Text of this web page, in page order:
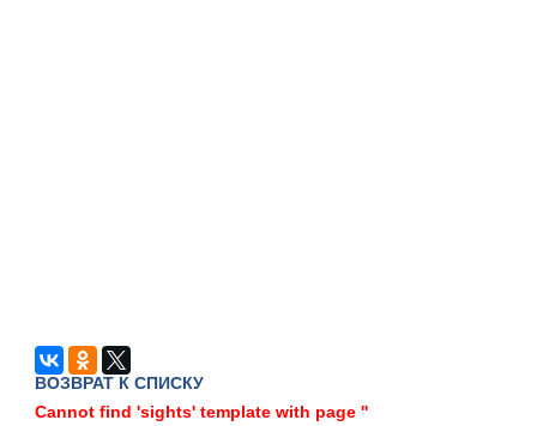
ВОЗВРАТ К СПИСКУ
Cannot find 'sights' template with page ''